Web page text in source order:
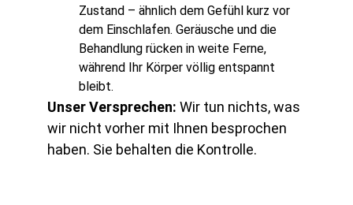
Zustand – ähnlich dem Gefühl kurz vor
dem Einschlafen. Geräusche und die
Behandlung rücken in weite Ferne,
während Ihr Körper völlig entspannt
bleibt.
Unser Versprechen: Wir tun nichts, was
wir nicht vorher mit Ihnen besprochen
haben. Sie behalten die Kontrolle.